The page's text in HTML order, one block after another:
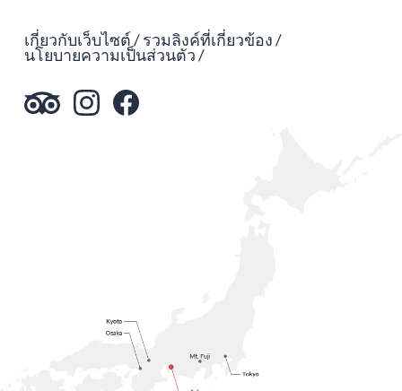
เกี่ยวกับเว็บไซต์ รวมลิงค์ที่เกี่ยวข้อง
นโยบายความเป็นส่วนตัว